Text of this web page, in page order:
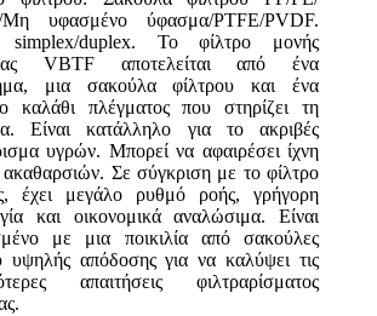
Μη υφασμένο ύφασμα/PTFE/PVDF.
simplex/duplex. Το φίλτρο μονής
VBTF αποτελείται από ένα
μια σακούλα φίλτρου και ένα
καλάθι πλέγματος που στηρίζει τη
Είναι κατάλληλο για το ακριβές
υγρών. Μπορεί να αφαιρέσει ίχνη
Σε σύγκριση με το φίλτρο
έχει μεγάλο ρυθμό ροής, γρήγορη
και οικονομικά αναλώσιμα. Είναι
με μια ποικιλία από σακούλες
υψηλής απόδοσης για να καλύψει τις
απαιτήσεις φιλτραρίσματος